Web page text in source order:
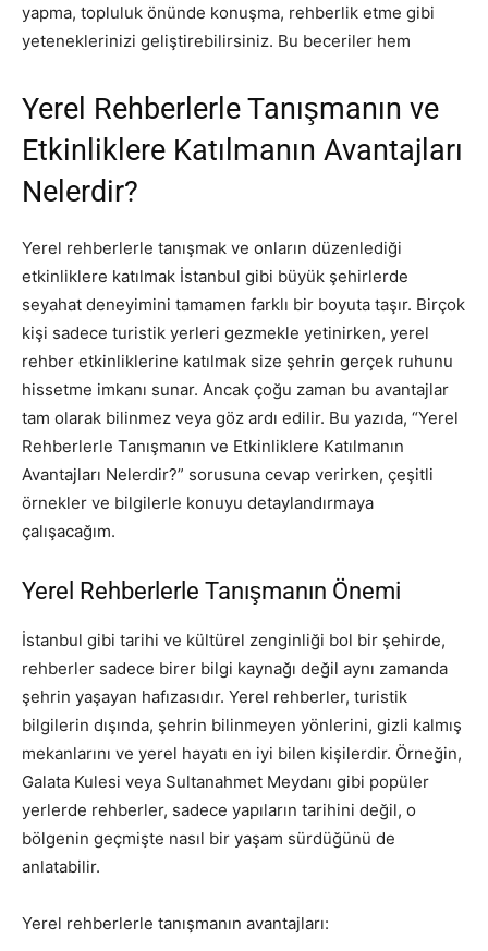
yapma, topluluk önünde konuşma, rehberlik etme gibi
yeteneklerinizi geliştirebilirsiniz. Bu beceriler hem
Yerel Rehberlerle Tanışmanın ve
Etkinliklere Katılmanın Avantajları
Nelerdir?
Yerel rehberlerle tanışmak ve onların düzenlediği
etkinliklere katılmak İstanbul gibi büyük şehirlerde
seyahat deneyimini tamamen farklı bir boyuta taşır. Birçok
kişi sadece turistik yerleri gezmekle yetinirken, yerel
rehber etkinliklerine katılmak size şehrin gerçek ruhunu
hissetme imkanı sunar. Ancak çoğu zaman bu avantajlar
tam olarak bilinmez veya göz ardı edilir. Bu yazıda, “Yerel
Rehberlerle Tanışmanın ve Etkinliklere Katılmanın
Avantajları Nelerdir?” sorusuna cevap verirken, çeşitli
örnekler ve bilgilerle konuyu detaylandırmaya
çalışacağım.
Yerel Rehberlerle Tanışmanın Önemi
İstanbul gibi tarihi ve kültürel zenginliği bol bir şehirde,
rehberler sadece birer bilgi kaynağı değil aynı zamanda
şehrin yaşayan hafızasıdır. Yerel rehberler, turistik
bilgilerin dışında, şehrin bilinmeyen yönlerini, gizli kalmış
mekanlarını ve yerel hayatı en iyi bilen kişilerdir. Örneğin,
Galata Kulesi veya Sultanahmet Meydanı gibi popüler
yerlerde rehberler, sadece yapıların tarihini değil, o
bölgenin geçmişte nasıl bir yaşam sürdüğünü de
anlatabilir.
Yerel rehberlerle tanışmanın avantajları: